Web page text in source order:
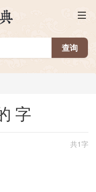
字
共1字